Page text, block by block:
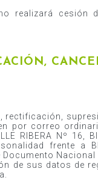
no realizará
rectificación,
por correo
RIBERA Nº 16,
frente a
Documento
de sus datos de